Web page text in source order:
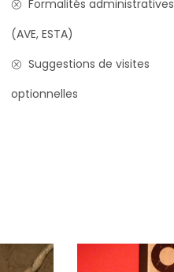
Formalités administratives
(AVE, ESTA)
Suggestions de visites
optionnelles